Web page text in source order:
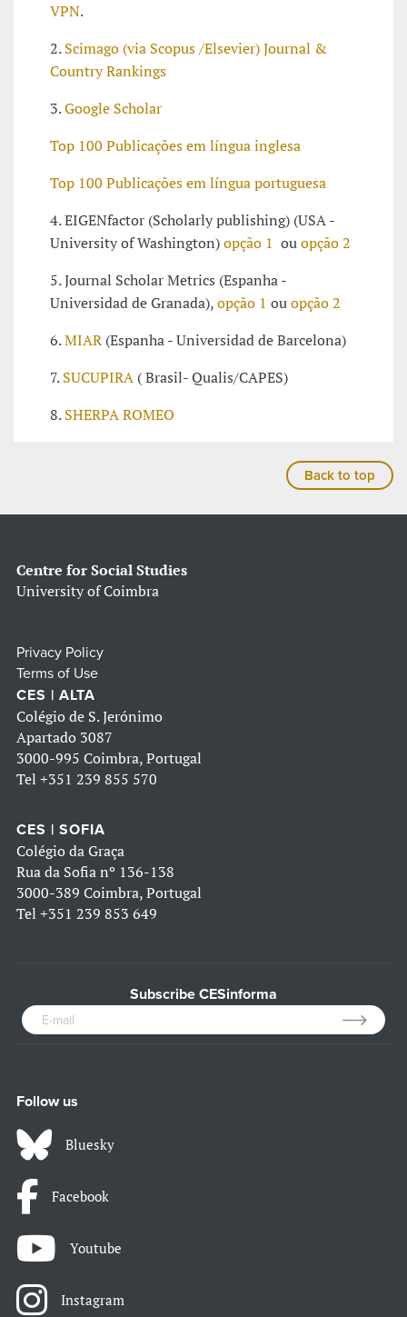
VPN.
2.Scimago (via Scopus /Elsevier) Journal &
Country Rankings
3.Google Scholar
Top 100 Publicações em língua inglesa
Top 100 Publicações em língua portuguesa
4. EIGENfactor (Scholarly publishing) (USA -
University of Washington)opção 1 ouopção 2
5. Journal Scholar Metrics (Espanha -
Universidad de Granada),opção 1 ouopção 2
6.MIAR (Espanha - Universidad de Barcelona)
7.SUCUPIRA ( Brasil- Qualis/CAPES)
8.SHERPA ROMEO
Back to top
Centre for Social Studies
University of Coimbra
Privacy Policy
Terms of Use
CES | ALTA
Colégio de S. Jerónimo
Apartado 3087
3000-995 Coimbra, Portugal
Tel +351 239 855 570
CES | SOFIA
Colégio da Graça
Rua da Sofia nº 136-138
3000-389 Coimbra, Portugal
Tel +351 239 853 649
Subscribe CESinforma
Follow us
Bluesky
Facebook
Youtube
Instagram